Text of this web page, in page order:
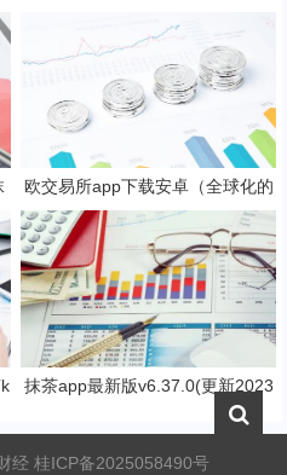
欧交易所app下载安卓（全球化的
数字货币交易所）
抹茶app最新版v6.37.0(更新2023
经桂ICP备2025058490号